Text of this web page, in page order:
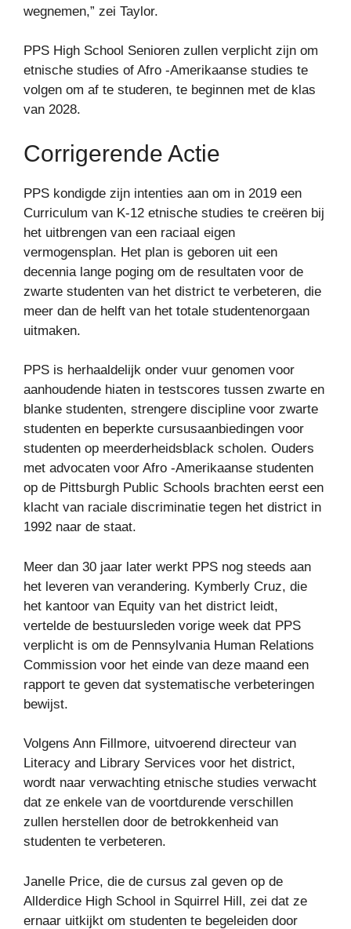
wegnemen,” zei Taylor.
PPS High School Senioren zullen verplicht zijn om
etnische studies of Afro -Amerikaanse studies te
volgen om af te studeren, te beginnen met de klas
van 2028.
Corrigerende Actie
PPS kondigde zijn intenties aan om in 2019 een
Curriculum van K-12 etnische studies te creëren bij
het uitbrengen van een raciaal eigen
vermogensplan. Het plan is geboren uit een
decennia lange poging om de resultaten voor de
zwarte studenten van het district te verbeteren, die
meer dan de helft van het totale studentenorgaan
uitmaken.
PPS is herhaaldelijk onder vuur genomen voor
aanhoudende hiaten in testscores tussen zwarte en
blanke studenten, strengere discipline voor zwarte
studenten en beperkte cursusaanbiedingen voor
studenten op meerderheidsblack scholen. Ouders
met advocaten voor Afro -Amerikaanse studenten
op de Pittsburgh Public Schools brachten eerst een
klacht van raciale discriminatie tegen het district in
1992 naar de staat.
Meer dan 30 jaar later werkt PPS nog steeds aan
het leveren van verandering. Kymberly Cruz, die
het kantoor van Equity van het district leidt,
vertelde de bestuursleden vorige week dat PPS
verplicht is om de Pennsylvania Human Relations
Commission voor het einde van deze maand een
rapport te geven dat systematische verbeteringen
bewijst.
Volgens Ann Fillmore, uitvoerend directeur van
Literacy and Library Services voor het district,
wordt naar verwachting etnische studies verwacht
dat ze enkele van de voortdurende verschillen
zullen herstellen door de betrokkenheid van
studenten te verbeteren.
Janelle Price, die de cursus zal geven op de
Allderdice High School in Squirrel Hill, zei dat ze
ernaar uitkijkt om studenten te begeleiden door